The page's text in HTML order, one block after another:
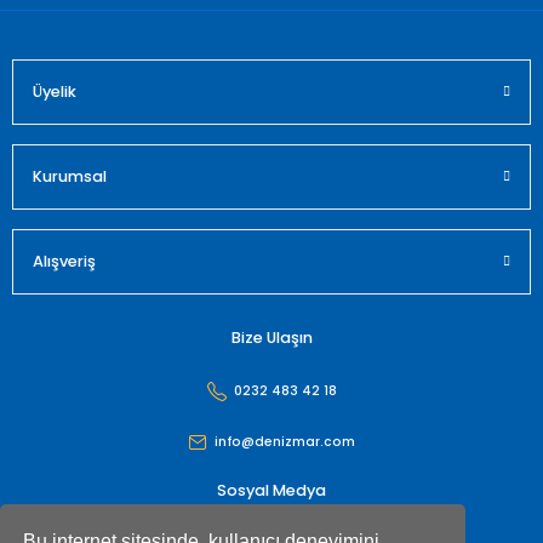
Üyelik
Kurumsal
Alışveriş
Bize Ulaşın
0232 483 42 18
info@denizmar.com
Sosyal Medya